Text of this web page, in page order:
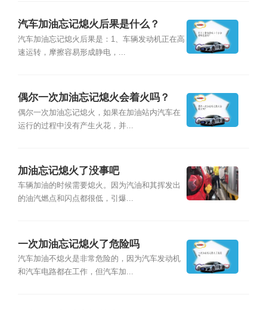
汽车加油忘记熄火后果是什么？
汽车加油忘记熄火后果是：1、车辆发动机正在高
速运转，摩擦容易形成静电，...
偶尔一次加油忘记熄火会着火吗？
偶尔一次加油忘记熄火，如果在加油站内汽车在
运行的过程中没有产生火花，并...
加油忘记熄火了没事吧
车辆加油的时候需要熄火。因为汽油和其挥发出
的油汽燃点和闪点都很低，引爆...
一次加油忘记熄火了危险吗
汽车加油不熄火是非常危险的，因为汽车发动机
和汽车电路都在工作，但汽车加...